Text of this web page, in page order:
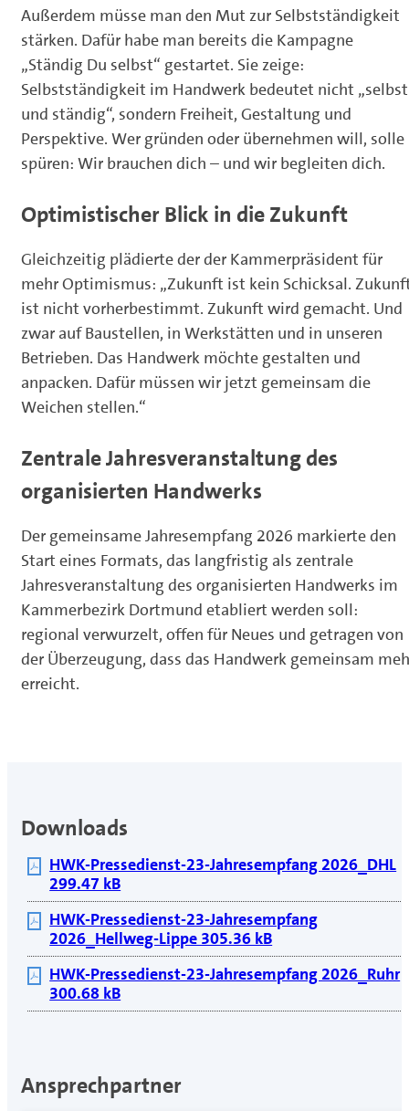
Außerdem müsse man den Mut zur Selbstständigkeit
stärken. Dafür habe man bereits die Kampagne
„Ständig Du selbst“ gestartet. Sie zeige:
Selbstständigkeit im Handwerk bedeutet nicht „selbst
und ständig“, sondern Freiheit, Gestaltung und
Perspektive. Wer gründen oder übernehmen will, solle
spüren: Wir brauchen dich – und wir begleiten dich.
Optimistischer Blick in die Zukunft
Gleichzeitig plädierte der der Kammerpräsident für
mehr Optimismus: „Zukunft ist kein Schicksal.
ist nicht vorherbestimmt. Zukunft wird gemacht. Und
zwar auf Baustellen, in Werkstätten und in unseren
Betrieben. Das Handwerk möchte gestalten und
anpacken. Dafür müssen wir jetzt gemeinsam die
Weichen stellen.“
Zentrale Jahresveranstaltung des
organisierten Handwerks
Der gemeinsame Jahresempfang 2026 markierte den
Start eines Formats, das langfristig als zentrale
Jahresveranstaltung des organisierten Handwerks im
Kammerbezirk Dortmund etabliert werden soll:
regional verwurzelt, offen für Neues und getragen von
der Überzeugung, dass das Handwerk gemeinsam
erreicht.
Downloads
HWK-Pressedienst-23-Jahresempfang 2026_DHL
299.47 kB
HWK-Pressedienst-23-Jahresempfang
2026_Hellweg-Lippe 305.36 kB
HWK-Pressedienst-23-Jahresempfang 2026_Ruhr
300.68 kB
Ansprechpartner